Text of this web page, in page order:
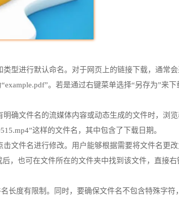
型进行默认命名。对于网页上的链接下载，通常
。若是通过右键菜单选择“另存为”来下
确文件名的流媒体内容或动态生成的文件时，浏
这样的文件名，其中包含了下载日期。
文件名进行修改。用户能够根据需要将文件名更
，也可在文件所在的文件夹中找到该文件，直接
度有限制。同时，要确保文件名不包含特殊字符，